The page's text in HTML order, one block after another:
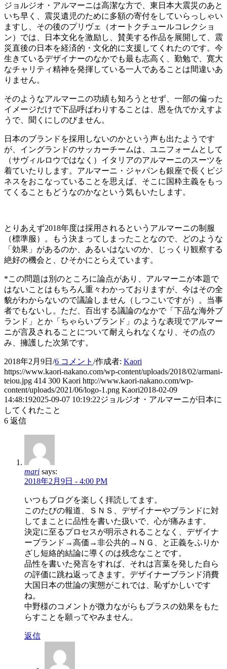
ジョルジオ・アルマーニは高潔な方で、東日本大震災のあと
いち早く、震災遺児のために多額の寄付をしていらっしゃい
ますし、その後のプリヴェ（オートクチュールコレクショ
ン）では、日本文化を激励し、賛美する作品を展開して、震
災直後の日本を経済的・文化的に支援してくれたのです。今
生きているデザイナーのなかでも最も志高く、勤勉で、寛大
なチャリティ精神を発揮している一人であることは間違いあ
りません。
そのようなアルマーニの功績も知ろうとせず、一部の偏った
イメージだけで下品呼ばわりすることは、恩を仇でかえすよ
うで、聞くにしのびません。
日本のブランドを採用しないのかという声も出たようです
が、イングランドのサッカーチームは、ユニフォームとして
（サヴィルロウではなく）イタリアのアルマーニのスーツを
着ていたりします。アルマーニ・ジャパンも銀座で長くビジ
ネスをおこなっていることを思えば、そこに国粋主義をもっ
てくることもどうなのかなという気もいたします。
とりあえず2018年度は採用されるというアルマーニの制服
（標準服）。もう決まってしまったことなので、どのような
「効果」があるのか、あるいはないのか、じっくり観察する
絶好の機会と、ひそかにとらえています。
*この問題は別のところに論点があり、アルマーニが本題で
はないことはもちろん重々わかっておりますが、今はその全
貌がわからないので議論しません（しつこいですが）。当事
者でもないし。ただ、百出する議論のなかで「下品な海外ブ
ランド」とか「ちゃらいブランド」のような表現でアルマー
ニが言及されることについて耐えられなくなり、その点の
み、擁護した次第です。
2018年2月9日 /6 コメント /作成者: Kaori
https://www.kaori-nakano.com/wp-content/uploads/2018/02/armani-
teiou.jpg 414 300 Kaori http://www.kaori-nakano.com/wp-
content/uploads/2021/06/logo-1.png Kaori2018-02-09
14:48:192025-09-07 10:19:22ジョルジオ・アルマーニが日本に
してくれたこと
6 返信
mari says:
2018年2月9日 - 4:00 PM
いつもブログを楽しく拝読してます。
このたびの報道、ＳＮＳ、デザイナーやブランドに対
してまことに品性を書いた扱いで、心が痛みます。
決定に至るプロセスが明示されることなく、デザイナ
ーブランド→高価→非公共的→ＮＧ、と正義をふりか
ざし短絡的結論に導くのは残念なことです。
品性を書いた発言をすれば、それは言葉を発した自ら
の評価に跳ね返ってきます。デザイナーブランド消費
大国日本の世論の実態がこれでは、恥ずかしいです
ね。
中野様のコメントが微力ながらもプラスの効果をもた
らすことを願ってやみません。
返信